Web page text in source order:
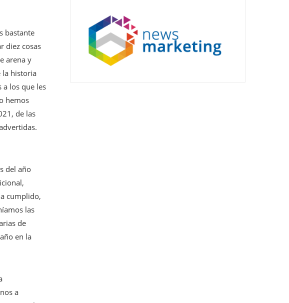
bastante
diez cosas
arena y
la historia
a los que les
hemos
de las
del año
cumplido,
las
de
en la
a